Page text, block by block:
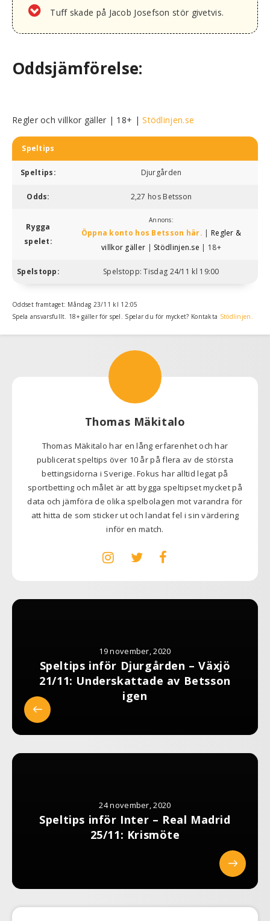
Tuff skade på Jacob Josefson stör givetvis.
Oddsjämförelse:
Regler och villkor gäller | 18+ |Stödlinjen.se
Speltips
Speltips: Djurgården
Odds: 2,27 hos Betsson
Rygga
spelet:
Annons:
Öppna konto hos Betsson här. | Regler &
villkor gäller | Stödlinjen.se | 18+
Spelstopp: Spelstopp: Tisdag 24/11 kl 19:00
Oddset framtaget: Måndag 23/11 kl 12:05
Spela ansvarsfullt. 18+ gäller för spel. Spelar du för mycket? Kontakta Stödlinjen.
Thomas Mäkitalo
Thomas Mäkitalo har en lång erfarenhet och har
publicerat speltips över 10 år på flera av de största
bettingsidorna i Sverige. Fokus har alltid legat på
sportbetting och målet är att bygga speltipset mycket på
data och jämföra de olika spelbolagen mot varandra för
att hitta de som sticker ut och landat fel i sin värdering
inför en match.
19 november, 2020
Speltips inför Djurgården – Växjö
21/11: Underskattade av Betsson
igen
24 november, 2020
Speltips inför Inter – Real Madrid
25/11: Krismöte